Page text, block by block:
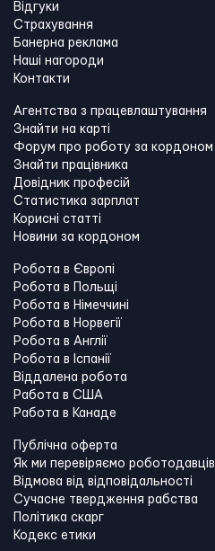
Відгуки
Страхування
Банерна реклама
Наші нагороди
Контакти
Агентства з працевлаштування
Знайти на карті
Форум про роботу за кордоном
Знайти працівника
Довідник професій
Статистика зарплат
Корисні статті
Новини за кордоном
Робота в Європі
Робота в Польщі
Робота в Німеччині
Робота в Норвегії
Робота в Англії
Робота в Іспанії
Віддалена робота
Работа в США
Работа в Канадe
Публічна оферта
Як ми перевіряємо роботодавців
Відмова від відповідальності
Сучасне твердження рабства
Політика скарг
Кодекс етики